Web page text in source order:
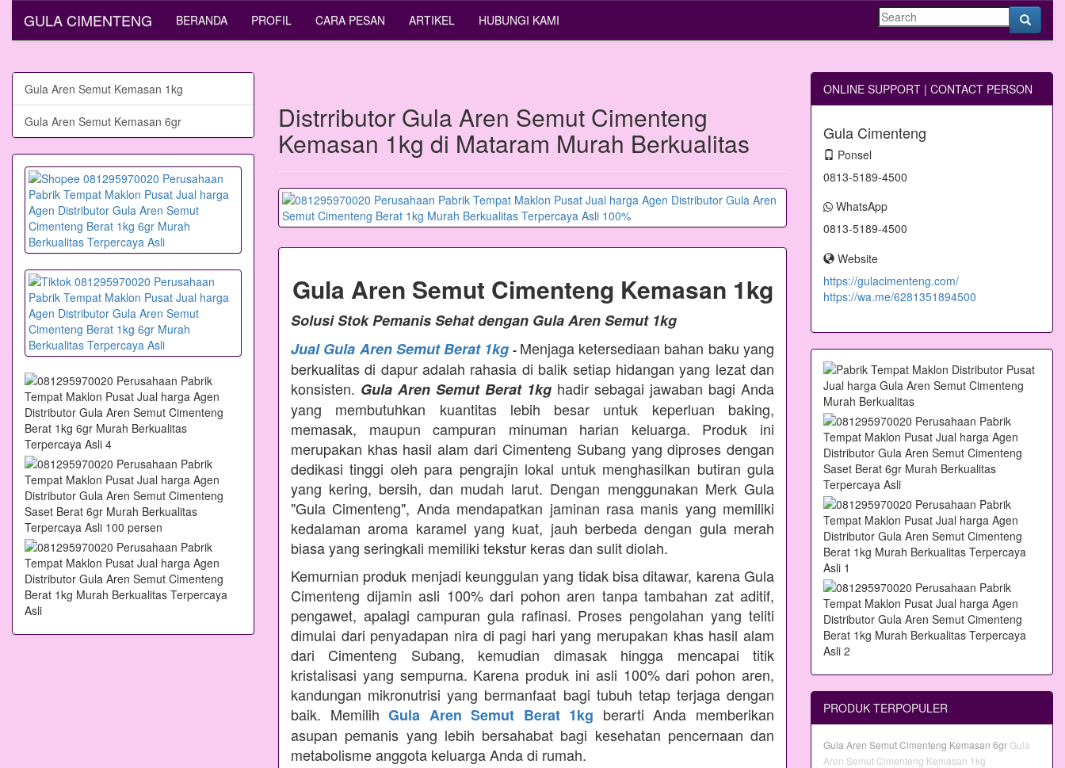
GULA CIMENTENG BERANDA PROFIL CARA PESAN ARTIKEL HUBUNGI KAMI
Distrributor Gula Aren Semut Cimenteng
Kemasan 1kg di Mataram Murah Berkualitas
Gula Aren Semut Cimenteng Kemasan 1kg
Solusi Stok Pemanis Sehat dengan Gula Aren Semut 1kg
Jual Gula Aren Semut Berat 1kg - Menjaga ketersediaan bahan baku yang
berkualitas di dapur adalah rahasia di balik setiap hidangan yang lezat dan
konsisten. Gula Aren Semut Berat 1kg hadir sebagai jawaban bagi Anda
yang membutuhkan kuantitas lebih besar untuk keperluan baking,
memasak, maupun campuran minuman harian keluarga. Produk ini
merupakan khas hasil alam dari Cimenteng Subang yang diproses dengan
dedikasi tinggi oleh para pengrajin lokal untuk menghasilkan butiran gula
yang kering, bersih, dan mudah larut. Dengan menggunakan Merk Gula
"Gula Cimenteng", Anda mendapatkan jaminan rasa manis yang memiliki
kedalaman aroma karamel yang kuat, jauh berbeda dengan gula merah
biasa yang seringkali memiliki tekstur keras dan sulit diolah.
Kemurnian produk menjadi keunggulan yang tidak bisa ditawar, karena Gula
Cimenteng dijamin asli 100% dari pohon aren tanpa tambahan zat aditif,
pengawet, apalagi campuran gula rafinasi. Proses pengolahan yang teliti
dimulai dari penyadapan nira di pagi hari yang merupakan khas hasil alam
dari Cimenteng Subang, kemudian dimasak hingga mencapai titik
kristalisasi yang sempurna. Karena produk ini asli 100% dari pohon aren,
kandungan mikronutrisi yang bermanfaat bagi tubuh tetap terjaga dengan
baik. MemilihGula Aren Semut Berat 1kg berarti Anda memberikan
asupan pemanis yang lebih bersahabat bagi kesehatan pencernaan dan
metabolisme anggota keluarga Anda di rumah.
Gula Aren Semut Kemasan 1kg
Gula Aren Semut Kemasan 6gr
ONLINE SUPPORT | CONTACT PERSON
Gula Cimenteng
Ponsel
0813-5189-4500
WhatsApp
0813-5189-4500
Website
https://gulacimenteng.com/
https://wa.me/6281351894500
PRODUK TERPOPULER
Gula Aren Semut Cimenteng Kemasan 6gr Gula
Aren Semut Cimenteng Kemasan 1kg